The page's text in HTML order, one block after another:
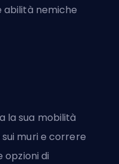
nemiche
la sua mobilità
muri e correre
opzioni di